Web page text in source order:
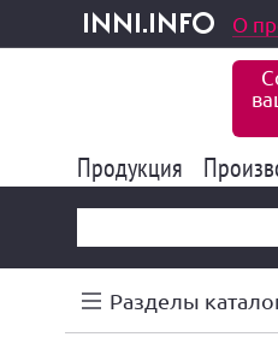
inni.info
и услуги О
Продукция 177
Разделы